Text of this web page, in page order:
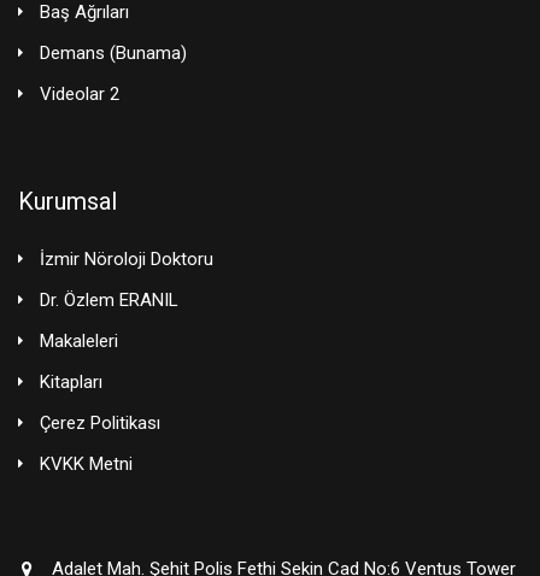
Baş Ağrıları
Demans (Bunama)
Videolar 2
Kurumsal
İzmir Nöroloji Doktoru
Dr. Özlem ERANIL
Makaleleri
Kitapları
Çerez Politikası
KVKK Metni
Adalet Mah. Şehit Polis Fethi Sekin Cad No:6 Ventus Tower